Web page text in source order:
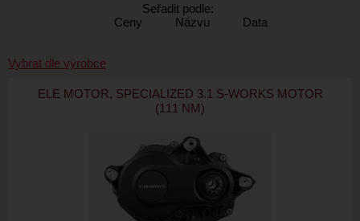
Seřadit podle:
Ceny
Názvu Data
Vybrat dle výrobce
ELE MOTOR, SPECIALIZED 3.1 S-WORKS MOTOR
(111 NM)